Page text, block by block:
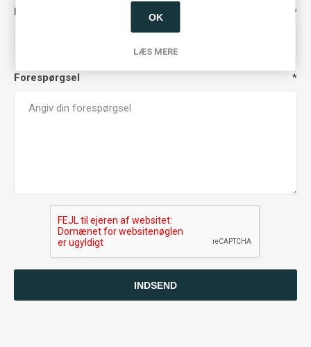
Din e-mail *
Forespørgsel *
INDSEND
OK
LÆS MERE